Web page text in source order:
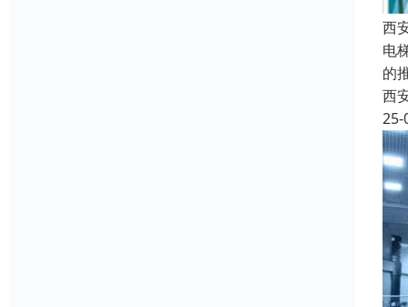
西
电
的
西
25-